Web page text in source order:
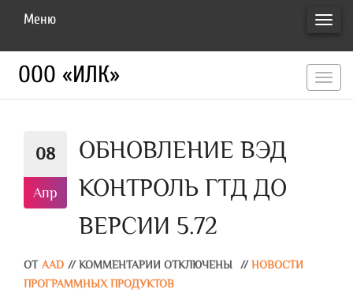
Меню
ООО «ИЛК»
08
Апр
ОБНОВЛЕНИЕ ВЭД
КОНТРОЛЬ ГТД ДО
ВЕРСИИ 5.72
ОТ AAD // КОММЕНТАРИИ ОТКЛЮЧЕНЫ // НОВОСТИ
ПРОГРАММНЫХ ПРОДУКТОВ